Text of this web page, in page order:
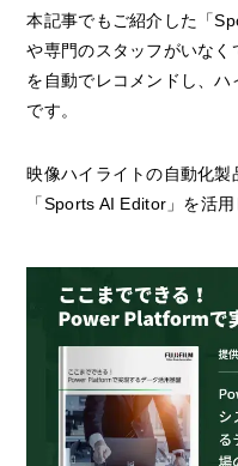
本記事でもご紹介した「
や専門のスタッフがいな
を自動でレコメンドし、
です。
映像ハイライトの自動化製
「Sports AI Editor」を活用